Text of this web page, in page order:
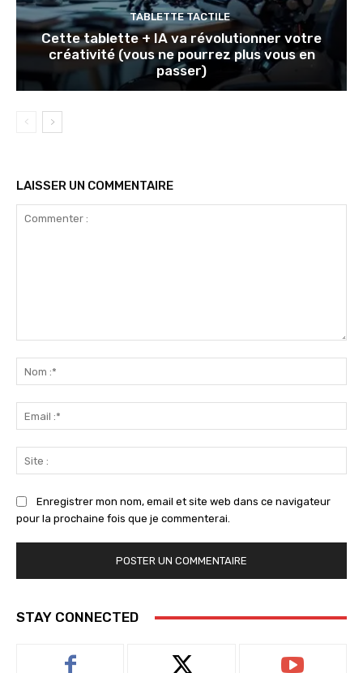
TABLETTE TACTILE
Cette tablette + IA va révolutionner votre
créativité (vous ne pourrez plus vous en
passer)
LAISSER UN COMMENTAIRE
:*
:*
:
Enregistrer mon nom, email et site web dans ce navigateur
pour la prochaine fois que je commenterai.
STAY CONNECTED